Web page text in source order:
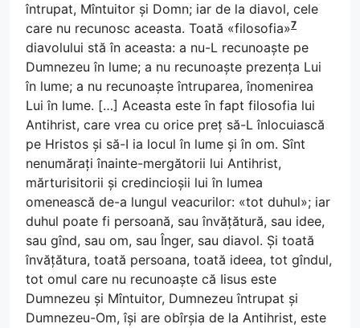
întrupat, Mîntuitor și Domn; iar de la diavol, cele
care nu recunosc aceasta. Toată «filosofia»7
diavolului stă în aceasta: a nu-L recunoaște pe
Dumnezeu în lume; a nu recunoaște prezența Lui
în lume; a nu recunoaște întruparea, înomenirea
Lui în lume. […] Aceasta este în fapt filosofia lui
Antihrist, care vrea cu orice preț să-L înlocuiască
pe Hristos și să-I ia locul în lume și în om. Sînt
nenumărați înainte-mergătorii lui Antihrist,
mărturisitorii și credincioșii lui în lumea
omenească de-a lungul veacurilor: «tot duhul»; iar
duhul poate fi persoană, sau învățătură, sau idee,
sau gînd, sau om, sau Înger, sau diavol. Și toată
învățătura, toată persoana, toată ideea, tot gîndul,
tot omul care nu recunoaște că Iisus este
Dumnezeu și Mîntuitor, Dumnezeu întrupat și
Dumnezeu-Om, își are obîrșia de la Antihrist, este